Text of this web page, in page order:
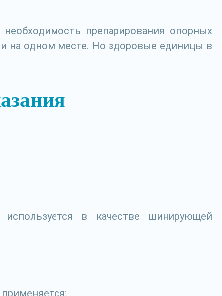
препарирования опорных
на одном месте. Но здоровые единицы в
в качестве шинирующей